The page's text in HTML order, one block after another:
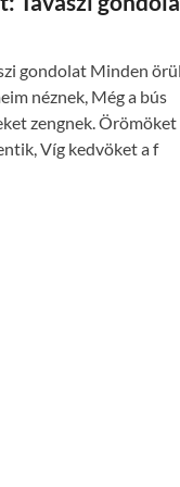
gondolat Minden
néznek, Még a bús
zengnek. Örömöket
Víg kedvöket a f